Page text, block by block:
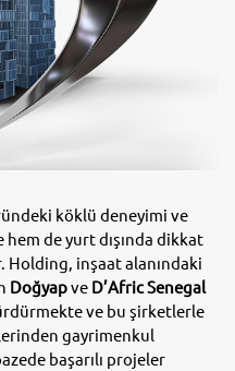
köklü deneyimi ve
de yurt dışında dikkat
Holding, inşaat alanındaki
Doğyapve D’Afric Senegal
ve bu şirketlerle
gayrimenkul
başarılı projeler